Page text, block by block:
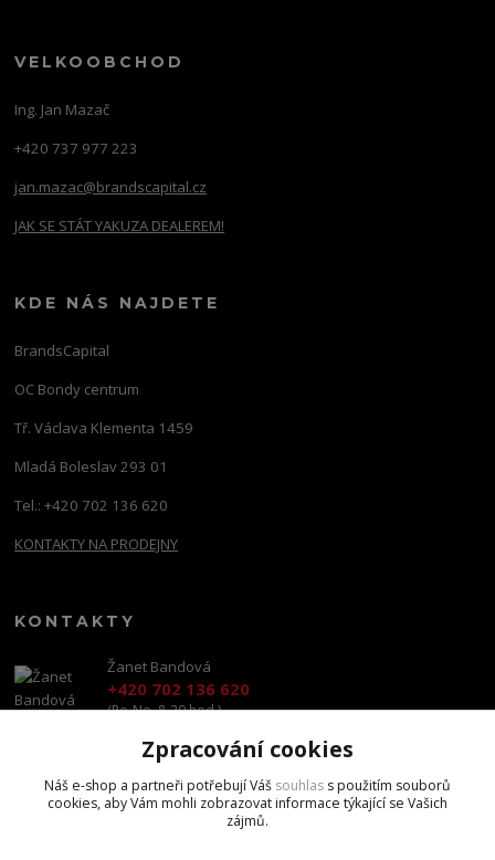
VELKOOBCHOD
Ing. Jan Mazač
+420 737 977 223
jan.mazac@brandscapital.cz
JAK SE STÁT YAKUZA DEALEREM!
KDE NÁS NAJDETE
BrandsCapital
OC Bondy centrum
Tř. Václava Klementa 1459
Mladá Boleslav 293 01
Tel.: +420 702 136 620
KONTAKTY NA PRODEJNY
KONTAKTY
Žanet Bandová
+420 702 136 620
(Po-Ne, 8-20 hod.)
shop@brandscapital.cz
Zpracování cookies
Náš e-shop a partneři potřebují Váš souhlas s použitím souborů
cookies, aby Vám mohli zobrazovat informace týkající se Vašich
zájmů.